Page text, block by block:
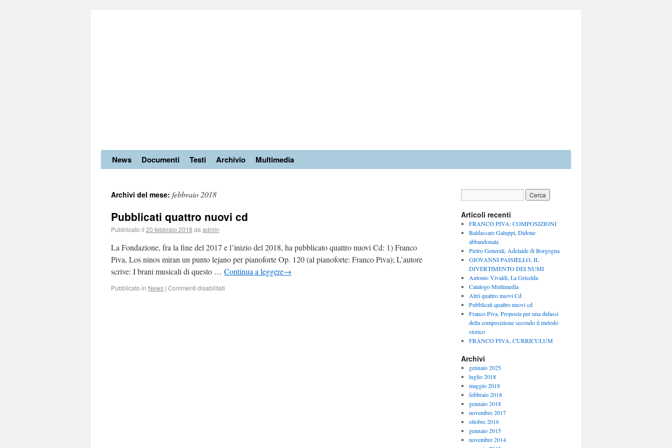
News Documenti Testi Archivio Multimedia
Archivi del mese: febbraio 2018
Pubblicati quattro nuovi cd
Pubblicato il 20 febbraio 2018 da admin
La Fondazione, fra la fine del 2017 e l’inizio del 2018, ha pubblicato quattro nuovi Cd: 1) Franco
Piva, Los ninos miran un punto lejano per pianoforte Op. 120 (al pianoforte: Franco Piva); L’autore
scrive: I brani musicali di questo … Continua a leggere→
Pubblicato in News | Commenti disabilitati
Articoli recenti
FRANCO PIVA: COMPOSIZIONI
Baldassare Galuppi, Didone
abbandonata
Pietro Generali, Adelaide di Borgogna
GIOVANNI PAISIELLO, IL
DIVERTIMENTO DEI NUMI
Antonio Vivaldi, La Griselda
Catalogo Multimedia
Altri quattro nuovi Cd
Pubblicati quattro nuovi cd
Franco Piva, Proposta per una didassi
della composizione secondo il metodo
storico
FRANCO PIVA, CURRICULUM
Archivi
gennaio 2025
luglio 2018
maggio 2018
febbraio 2018
gennaio 2018
novembre 2017
ottobre 2016
gennaio 2015
novembre 2014